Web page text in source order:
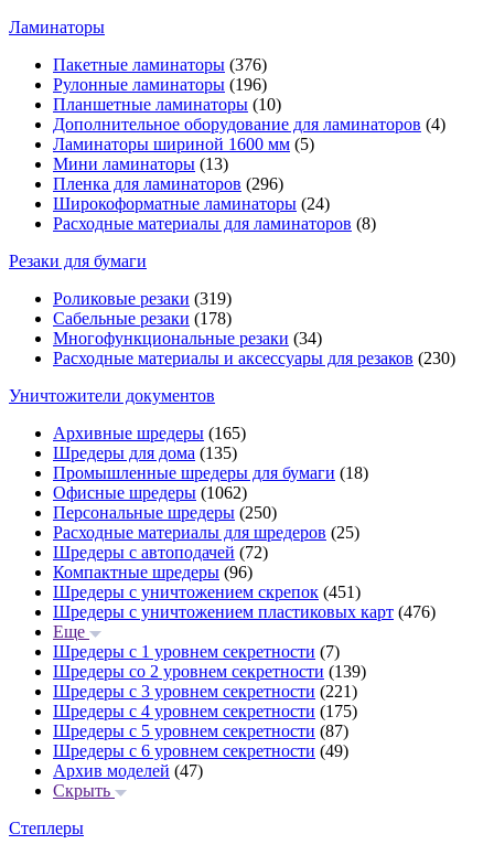
Ламинаторы
Пакетные ламинаторы (376)
Рулонные ламинаторы (196)
Планшетные ламинаторы (10)
Дополнительное оборудование для ламинаторов (4)
Ламинаторы шириной 1600 мм (5)
Мини ламинаторы (13)
Пленка для ламинаторов (296)
Широкоформатные ламинаторы (24)
Расходные материалы для ламинаторов (8)
Резаки для бумаги
Роликовые резаки (319)
Сабельные резаки (178)
Многофункциональные резаки (34)
Расходные материалы и аксессуары для резаков (230)
Уничтожители документов
Архивные шредеры (165)
Шредеры для дома (135)
Промышленные шредеры для бумаги (18)
Офисные шредеры (1062)
Персональные шредеры (250)
Расходные материалы для шредеров (25)
Шредеры с автоподачей (72)
Компактные шредеры (96)
Шредеры с уничтожением скрепок (451)
Шредеры с уничтожением пластиковых карт (476)
Еще
Шредеры с 1 уровнем секретности (7)
Шредеры со 2 уровнем секретности (139)
Шредеры с 3 уровнем секретности (221)
Шредеры с 4 уровнем секретности (175)
Шредеры с 5 уровнем секретности (87)
Шредеры с 6 уровнем секретности (49)
Архив моделей (47)
Скрыть
Степлеры